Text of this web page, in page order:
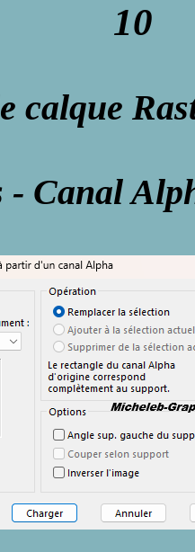
10
calque
- Canal